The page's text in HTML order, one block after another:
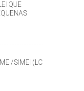
QUE
SIMEI (LC